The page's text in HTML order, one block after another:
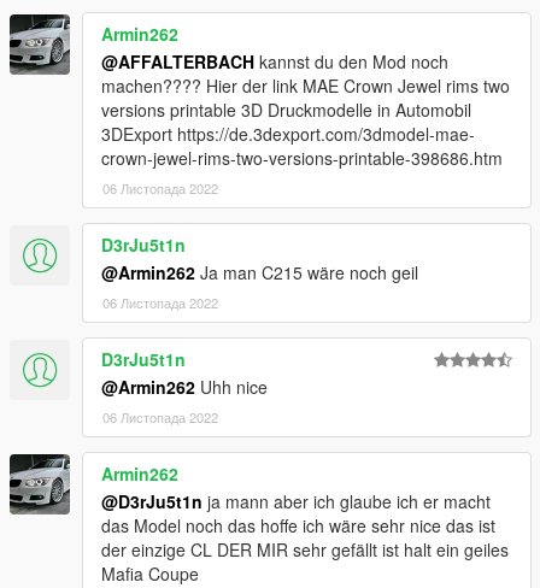
Armin262
@AFFALTERBACH kannst du den Mod noch
machen???? Hier der link MAE Crown Jewel rims two
versions printable 3D Druckmodelle in Automobil
3DExport https://de.3dexport.com/3dmodel-mae-
crown-jewel-rims-two-versions-printable-398686.htm
06 Листопада 2022
D3rJu5t1n
@Armin262 Ja man C215 wäre noch geil
06 Листопада 2022
D3rJu5t1n
@Armin262 Uhh nice
06 Листопада 2022
Armin262
@D3rJu5t1n ja mann aber ich glaube ich er macht
das Model noch das hoffe ich wäre sehr nice das ist
der einzige CL DER MIR sehr gefällt ist halt ein geiles
Mafia Coupe